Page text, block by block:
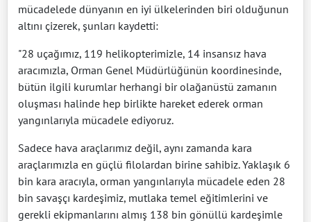
mücadelede dünyanın en iyi ülkelerinden biri olduğunun
altını çizerek, şunları kaydetti:
"28 uçağımız, 119 helikopterimizle, 14 insansız hava
aracımızla, Orman Genel Müdürlüğünün koordinesinde,
bütün ilgili kurumlar herhangi bir olağanüstü zamanın
oluşması halinde hep birlikte hareket ederek orman
yangınlarıyla mücadele ediyoruz.
Sadece hava araçlarımız değil, aynı zamanda kara
araçlarımızla en güçlü filolardan birine sahibiz. Yaklaşık 6
bin kara aracıyla, orman yangınlarıyla mücadele eden 28
bin savaşçı kardeşimiz, mutlaka temel eğitimlerini ve
gerekli ekipmanlarını almış 138 bin gönüllü kardeşimle